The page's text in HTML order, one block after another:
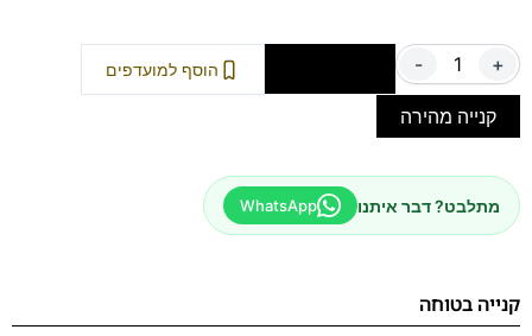
- + הוסף למועדפים
קנייה מהירה
מתלבט? דבר איתנו WhatsApp
קנייה בטוחה